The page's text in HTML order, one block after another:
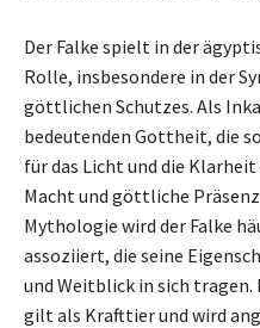
Der Falke spielt in der
Rolle, insbesondere in der
göttlichen Schutzes. Als
bedeutenden Gottheit, die
für das Licht und die
Macht und göttliche
Mythologie wird der Falke
assoziiert, die seine
und Weitblick in sich
gilt als Krafttier und wird